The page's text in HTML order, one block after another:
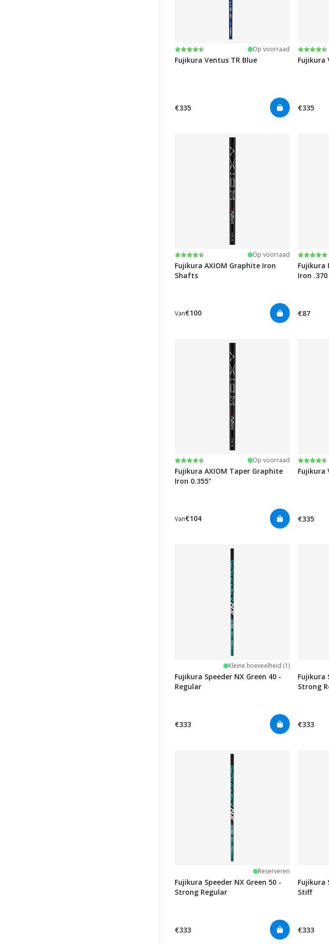
Beoordeling:
4.5 uit 5 sterren Op voorraad
Fujikura Ventus TR Blue
€335
4.9 uit 5
Fujikura
€335
Beoordeling:
4.9 uit 5 sterren Op voorraad
Fujikura AXIOM Graphite Iron
Shafts
Van€100
5.0 uit
Fujikura
Iron .370
€87
Beoordeling:
4.5 uit 5 sterren Op voorraad
Fujikura AXIOM Taper Graphite
Iron 0.355"
Van€104
4.8 uit 5
Fujikura
€335
Kleine hoeveelheid (1)
Fujikura Speeder NX Green 40 -
Regular
€333
Fujikura
Strong
€333
Reserveren
Fujikura Speeder NX Green 50 -
Strong Regular
€333
Fujikura
Stiff
€333